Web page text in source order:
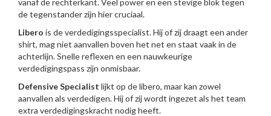
vanaf de rechterkant. Veel power en een stevige blok tegen
de tegenstander zijn hier cruciaal.
Libero is de verdedigingsspecialist. Hij of zij draagt een ander
shirt, mag niet aanvallen boven het net en staat vaak in de
achterlijn. Snelle reflexen en een nauwkeurige
verdedigingspass zijn onmisbaar.
Defensive Specialist lijkt op de libero, maar kan zowel
aanvallen als verdedigen. Hij of zij wordt ingezet als het team
extra verdedigingskracht nodig heeft.